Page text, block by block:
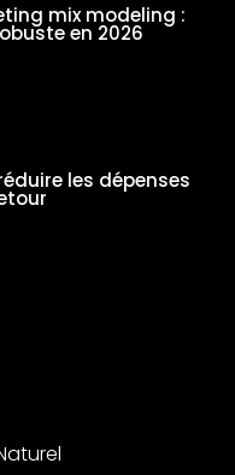
mix modeling :
en 2026
les dépenses